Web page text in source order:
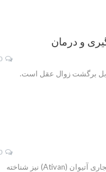
و درمان
برگشت زوال عقل است.
لورازپام چیست؟ لورازپام (Lorazepam) که خارج از ایران با نام تجاری آتیوان (Ativan) نیز شناخته